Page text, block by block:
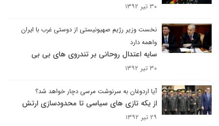
۳۰ تیر ۱۳۹۲
نخست وزیر رژیم صهیونیستی از دوستی غرب با ایران
واهمه دارد
سایه اعتدال روحانی بر تندروی های بی بی
۳۰ تیر ۱۳۹۲
آیا اردوغان به سرنوشت مرسی دچار خواهد شد؟
از یکه تازی های سیاسی تا محدودسازی ارتش
۲۹ تیر ۱۳۹۲